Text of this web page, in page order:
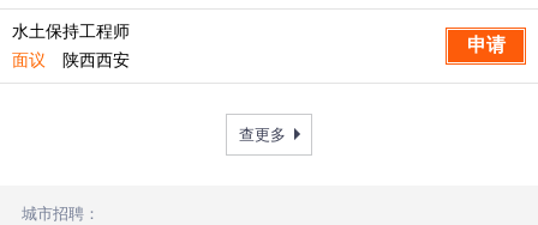
水土保持工程师
面议
陕西西安
查更多
城市招聘：